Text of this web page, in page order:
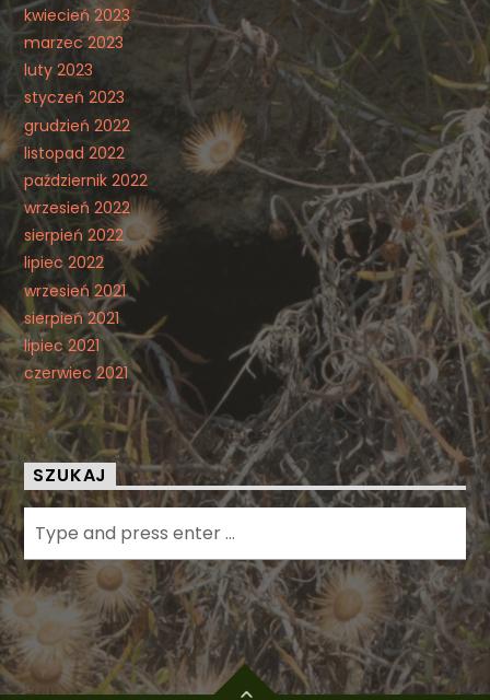
kwiecień 2023
marzec 2023
luty 2023
styczeń 2023
grudzień 2022
listopad 2022
październik 2022
wrzesień 2022
sierpień 2022
lipiec 2022
wrzesień 2021
sierpień 2021
lipiec 2021
czerwiec 2021
SZUKAJ